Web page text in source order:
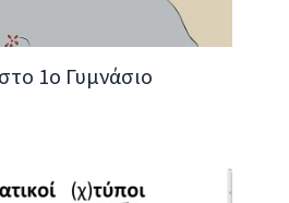
1ο Γυμνάσιο